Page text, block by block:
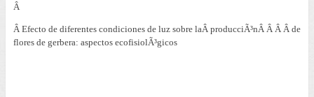
Â
Â Efecto de diferentes condiciones de luz sobre laÂ producciÃ³nÂ Â Â Â de
flores de gerbera: aspectos ecofisiolÃ³gicos